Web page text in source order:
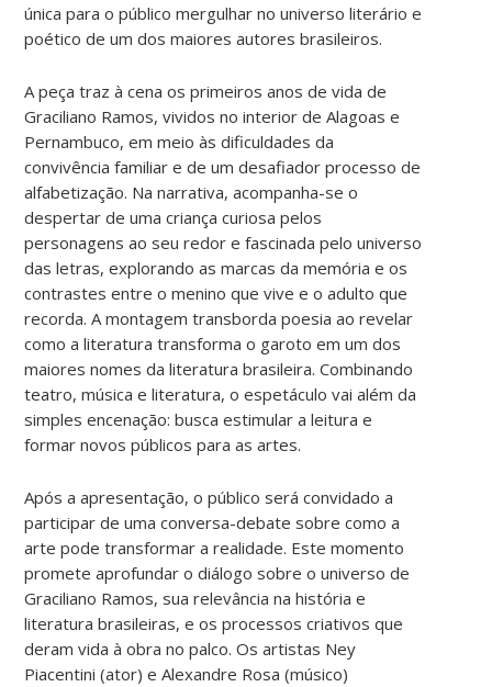
única para o público mergulhar no universo literário e
poético de um dos maiores autores brasileiros.
A peça traz à cena os primeiros anos de vida de
Graciliano Ramos, vividos no interior de Alagoas e
Pernambuco, em meio às dificuldades da
convivência familiar e de um desafiador processo de
alfabetização. Na narrativa, acompanha-se o
despertar de uma criança curiosa pelos
personagens ao seu redor e fascinada pelo universo
das letras, explorando as marcas da memória e os
contrastes entre o menino que vive e o adulto que
recorda. A montagem transborda poesia ao revelar
como a literatura transforma o garoto em um dos
maiores nomes da literatura brasileira. Combinando
teatro, música e literatura, o espetáculo vai além da
simples encenação: busca estimular a leitura e
formar novos públicos para as artes.
Após a apresentação, o público será convidado a
participar de uma conversa-debate sobre como a
arte pode transformar a realidade. Este momento
promete aprofundar o diálogo sobre o universo de
Graciliano Ramos, sua relevância na história e
literatura brasileiras, e os processos criativos que
deram vida à obra no palco. Os artistas Ney
Piacentini (ator) e Alexandre Rosa (músico)